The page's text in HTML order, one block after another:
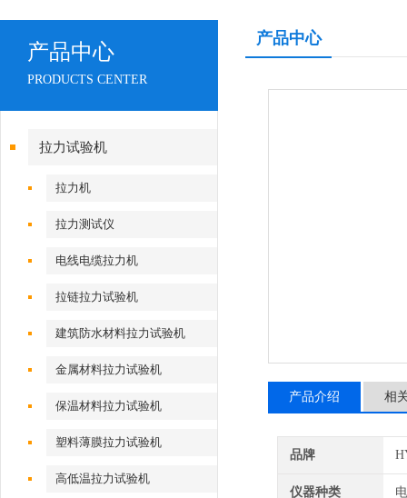
产品中心
PRODUCTS CENTER
拉力试验机
拉力机
拉力测试仪
电线电缆拉力机
拉链拉力试验机
建筑防水材料拉力试验机
金属材料拉力试验机
保温材料拉力试验机
塑料薄膜拉力试验机
高低温拉力试验机
产品中心
产品介绍 相
品牌
仪器种类